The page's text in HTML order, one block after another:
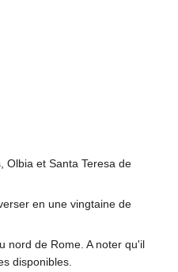
Olbia et Santa Teresa de
en une vingtaine de
nord de Rome. A noter qu'il
disponibles.